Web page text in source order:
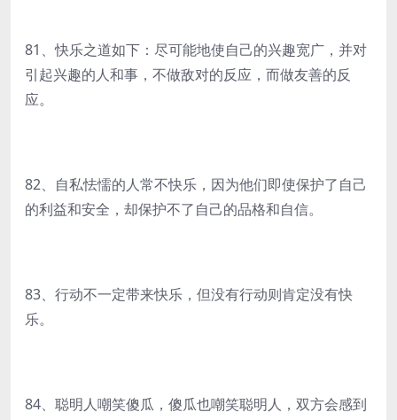
81、快乐之道如下：尽可能地使自己的兴趣宽广，并对
引起兴趣的人和事，不做敌对的反应，而做友善的反
应。
82、自私怯懦的人常不快乐，因为他们即使保护了自己
的利益和安全，却保护不了自己的品格和自信。
83、行动不一定带来快乐，但没有行动则肯定没有快
乐。
84、聪明人嘲笑傻瓜，傻瓜也嘲笑聪明人，双方会感到